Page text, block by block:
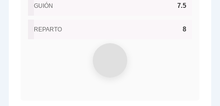
GUIÓN 7.5
REPARTO 8